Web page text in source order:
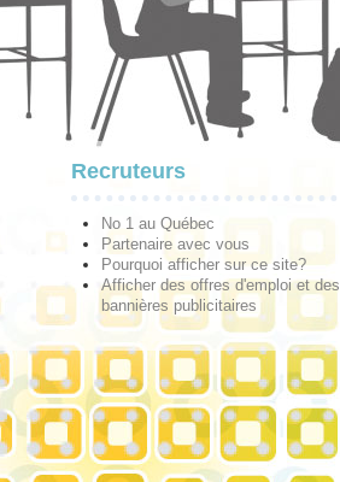
Recruteurs
No 1 au Québec
Partenaire avec vous
Pourquoi afficher sur ce site?
Afficher des offres d'emploi et des
bannières publicitaires